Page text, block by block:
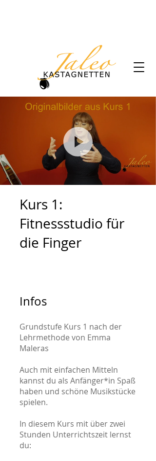
Kurs 1:
Fitnessstudio für
die Finger
Infos
Grundstufe Kurs 1 nach der
Lehrmethode von Emma
Maleras
Auch mit einfachen Mitteln
kannst du als Anfänger*in Spaß
haben und schöne Musikstücke
spielen.
In diesem Kurs mit über zwei
Stunden Unterrichtszeit lernst
du: